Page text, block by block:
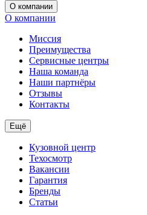
О компании
О компании
Миссия
Преимущества
Сервисные центры
Наша команда
Наши партнёры
Отзывы
Контакты
Ещё
Кузовной центр
Техосмотр
Вакансии
Гарантия
Бренды
Статьи